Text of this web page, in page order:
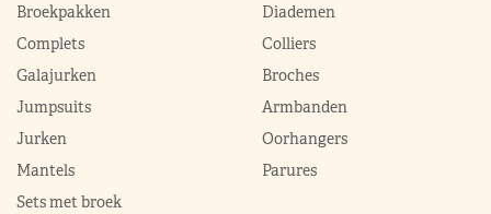
Broekpakken
Complets
Galajurken
Jumpsuits
Jurken
Mantels
Sets met broek
Diademen
Colliers
Broches
Armbanden
Oorhangers
Parures